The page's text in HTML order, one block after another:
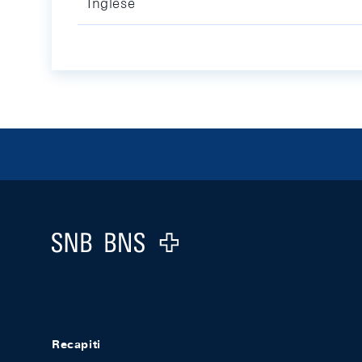
Inglese
Logo
Recapiti